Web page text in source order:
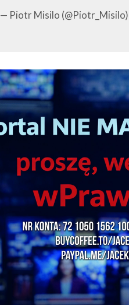
— Piotr Misilo (@Piotr_Misilo)